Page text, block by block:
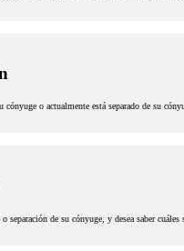
cónyuge o actualmente está separado de su
de su cónyuge, y desea saber